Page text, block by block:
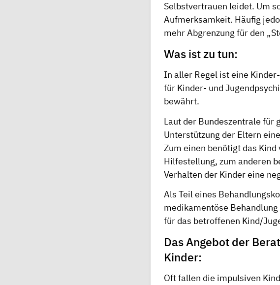
Selbstvertrauen leidet. Um
Aufmerksamkeit. Häufig
mehr Abgrenzung für den
Was ist zu tun:
In aller Regel ist eine
für Kinder- und
bewährt.
Laut der Bundeszentrale für
Unterstützung der Eltern
Zum einen benötigt das
Hilfestellung, zum anderen
Verhalten der Kinder eine
Als Teil eines
medikamentöse
für das betroffenen Kind/
Das Angebot der
Kinder:
Oft fallen die impulsiven